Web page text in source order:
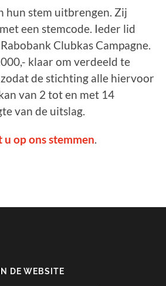
hun stem uitbrengen. Zij
een stemcode. Ieder lid
Clubkas Campagne.
klaar om verdeeld te
de stichting alle hiervoor
van 2 tot en met 14
van de uitslag.
op ons stemmen.
DE WEBSITE